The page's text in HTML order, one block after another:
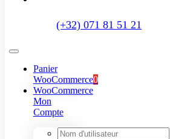
(+32) 071 81 51 21
Toggle
Navigation
Panier
WooCommerce0
WooCommerce
Mon
Compte
Identifiant